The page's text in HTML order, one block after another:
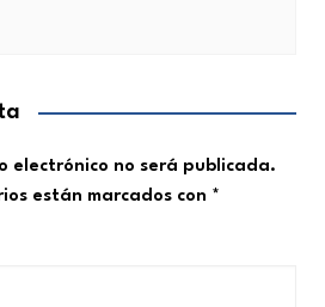
electrónico no será publicada.
están marcados con *